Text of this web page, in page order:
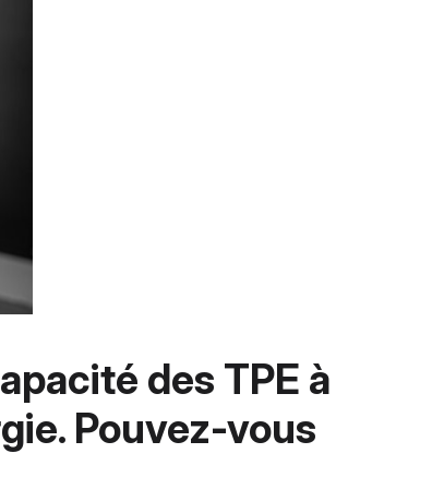
des TPE à
Pouvez-vous